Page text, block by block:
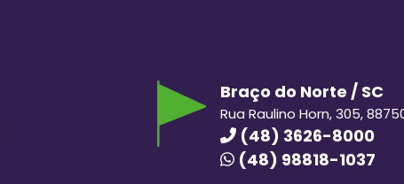
Braço do Norte / SC
Rua Raulino Horn, 305,
(48) 3626-8000
(48) 98818-1037